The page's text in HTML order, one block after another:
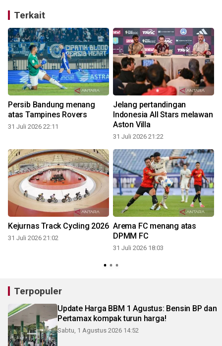
Terkait
Persib Bandung menang
atas Tampines Rovers
31 Juli 2026 22:11
Jelang pertandingan
Indonesia All Stars melawan
Aston Villa
31 Juli 2026 21:22
Kejurnas Track Cycling 2026
31 Juli 2026 21:02
Arema FC menang atas
DPMM FC
31 Juli 2026 18:03
Terpopuler
Update Harga BBM 1 Agustus: Bensin BP dan
Pertamax kompak turun harga!
Sabtu, 1 Agustus 2026 14:52